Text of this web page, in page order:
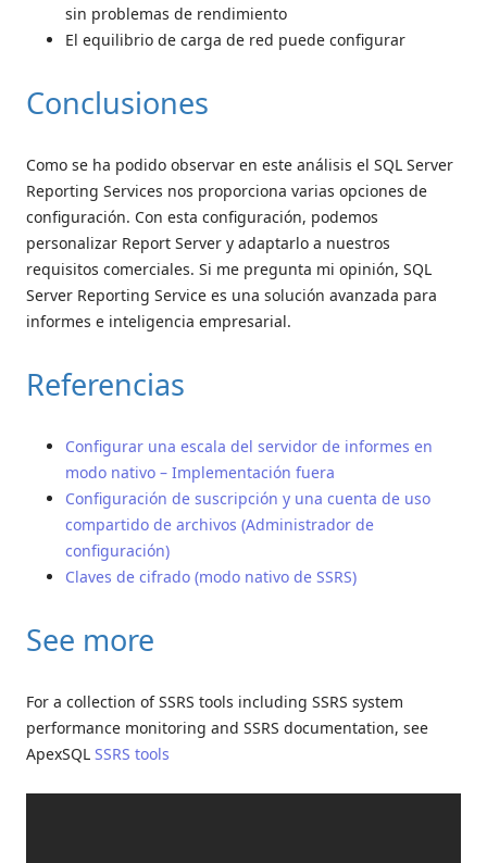
sin problemas de rendimiento
El equilibrio de carga de red puede configurar
Conclusiones
Como se ha podido observar en este análisis el SQL Server
Reporting Services nos proporciona varias opciones de
configuración. Con esta configuración, podemos
personalizar Report Server y adaptarlo a nuestros
requisitos comerciales. Si me pregunta mi opinión, SQL
Server Reporting Service es una solución avanzada para
informes e inteligencia empresarial.
Referencias
Configurar una escala del servidor de informes en
modo nativo – Implementación fuera
Configuración de suscripción y una cuenta de uso
compartido de archivos (Administrador de
configuración)
Claves de cifrado (modo nativo de SSRS)
See more
For a collection of SSRS tools including SSRS system
performance monitoring and SSRS documentation, see
ApexSQL SSRS tools